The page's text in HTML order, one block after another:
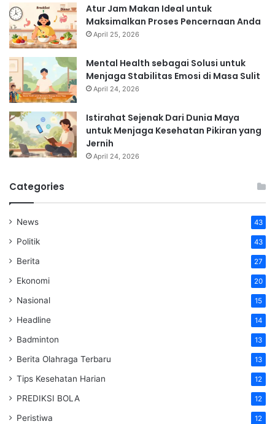
Atur Jam Makan Ideal untuk
Maksimalkan Proses Pencernaan Anda
April 25, 2026
Mental Health sebagai Solusi untuk
Menjaga Stabilitas Emosi di Masa Sulit
April 24, 2026
Istirahat Sejenak Dari Dunia Maya
untuk Menjaga Kesehatan Pikiran yang
Jernih
April 24, 2026
Categories
News 43
Politik 43
Berita 27
Ekonomi 20
Nasional 15
Headline 14
Badminton 13
Berita Olahraga Terbaru 13
Tips Kesehatan Harian 12
PREDIKSI BOLA 12
Peristiwa 12